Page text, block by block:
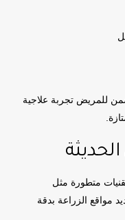
للمريض تجربة علاجية
متطورة مثل
مواقع الزراعة بدقة